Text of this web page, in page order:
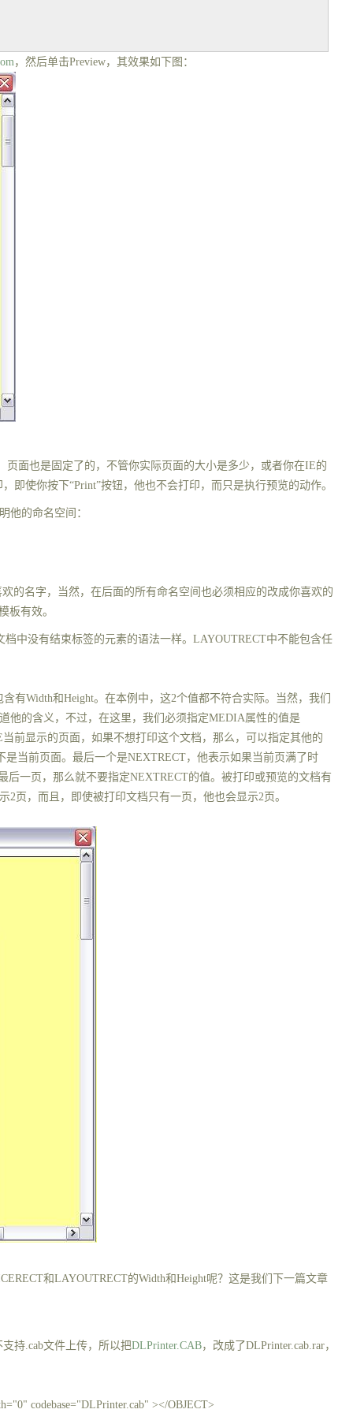
，然后单击Preview，其效果如下图：
页面也是固定了的，不管你实际页面的大小是多少，或者你在IE的
即使你按下“Print”按钮，他也不会打印，而只是执行预览的动作。
他的命名空间：
的名字，当然，在后面的所有命名空间也必须相应的改成你喜欢的
板有效。
档中没有结束标签的元素的语法一样。 LAYOUTRECT中不能包含任
含有Width和Height。在本例中，这2个值都不符合实际。当然，我们
他的含义，不过，在这里，我们必须指定MEDIA属性的值是
当前显示的页面，如果不想打印这个文档，那么，可以指定其他的
是当前页面。最后一个是NEXTRECT，他表示如果当前页满了时
后一页，那么就不要指定NEXTRECT的值。被打印或预览的文档有
2页，而且，即使被打印文档只有一页，他也会显示2页。
和LAYOUTRECT的Width和Height呢？这是我们下一篇文章
支持.cab文件上传，所以把DLPrinter.CAB，改成了DLPrinter.cab.rar，
codebase="DLPrinter.cab" ></OBJECT>